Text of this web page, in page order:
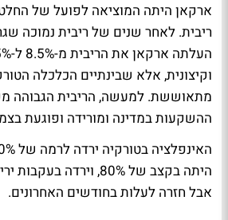
ארקאן היתה המוציאה לפועל של
ריבית. לאחר שנים של ריבית נמוכה
וקיצונית, אלא שבינתיים הכלכלה
מתאוששת. למעשה, הריבית הגבוהה
ההשקעות במדינה ומורידה ופוגעת
אבל חזרה לעלות בחודשים האחרונים.